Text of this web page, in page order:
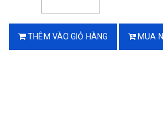
THÊM VÀO GIỎ HÀNG MUA